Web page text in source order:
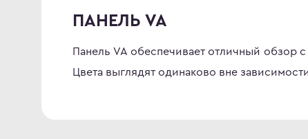
ПАНЕЛЬ VA
Панель VA обеспечивает отличный обзор
Цвета выглядят одинаково вне